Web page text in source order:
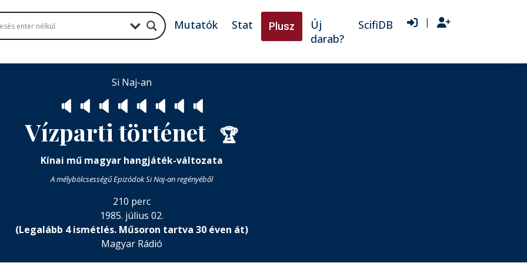
Mutatók Stat Plusz
Új
darab?
ScifiDB |
Si Naj-an
🔈 🔈 🔈 🔈 🔈 🔈 🔈 🔈
Vízparti történet 🏆
Kínai mű magyar hangjáték-változata
A mélybölcsességű Epizódok Si Naj-an regényéből
210 perc
1985. július 02.
(Legalább 4 ismétlés. Műsoron tartva 30 éven át)
Magyar Rádió